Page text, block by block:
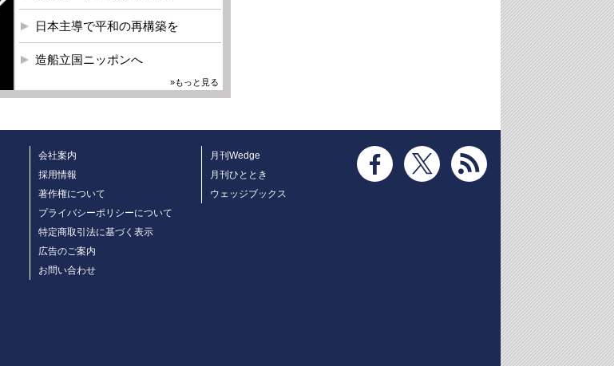
日本主導で平和の再構築を
造船立国ニッポンへ
»もっと見る
会社案内
採用情報
著作権について
プライバシーポリシーについて
特定商取引法に基づく表示
広告のご案内
お問い合わせ
月刊Wedge
月刊ひととき
ウェッジブックス